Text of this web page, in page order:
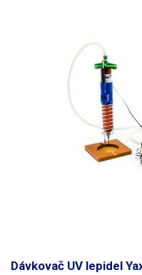
Dávkovač UV lepidel